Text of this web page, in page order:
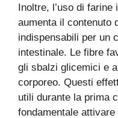
Inoltre, l’uso di
aumenta il contenuto
indispensabili per un
intestinale. Le fibre
gli sbalzi glicemici e
corporeo. Questi
utili durante la prima
fondamentale